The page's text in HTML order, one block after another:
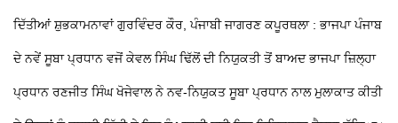
ਦਿੱਤੀਆਂ ਸ਼ੁਭਕਾਮਨਾਵਾਂਗੁਰਵਿੰਦਰ ਕੌਰ, ਪੰਜਾਬੀ ਜਾਗਰਣਕਪੂਰਥਲਾ : ਭਾਜਪਾ ਪੰਜਾਬ
ਦੇ ਨਵੇਂ ਸੂਬਾ ਪ੍ਰਧਾਨ ਵਜੋਂ ਕੇਵਲ ਸਿੰਘ ਢਿੱਲੋਂ ਦੀ ਨਿਯੁਕਤੀ ਤੋਂ ਬਾਅਦ ਭਾਜਪਾ ਜ਼ਿਲ੍ਹਾ
ਪ੍ਰਧਾਨ ਰਣਜੀਤ ਸਿੰਘ ਖੋਜੇਵਾਲ ਨੇ ਨਵ-ਨਿਯੁਕਤ ਸੂਬਾ ਪ੍ਰਧਾਨ ਨਾਲ ਮੁਲਾਕਾਤ ਕੀਤੀ